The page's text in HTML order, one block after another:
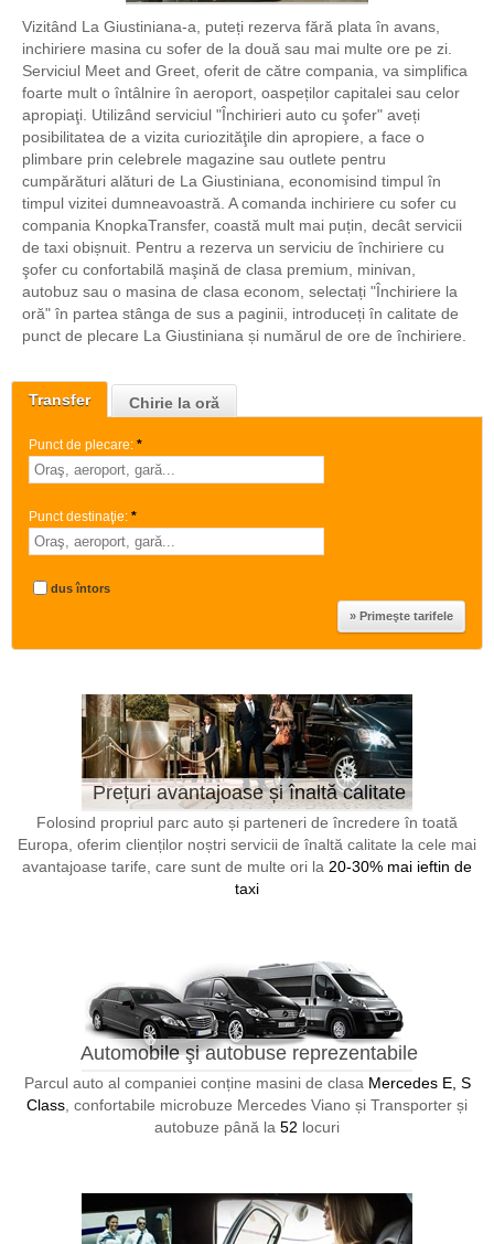
Transfer Chirie la oră
Punct de plecare: *
Punct destinaţie: *
dus întors
Prețuri avantajoase și înaltă calitate
Folosind propriul parc auto și parteneri de încredere în toată
Europa, oferim clienților noștri servicii de înaltă calitate la cele mai
avantajoase tarife, care sunt de multe ori la 20-30% mai ieftin de
taxi
Automobile şi autobuse reprezentabile
Parcul auto al companiei conține masini de clasa Mercedes E, S
Class , confortabile microbuze Mercedes Viano și Transporter și
autobuze până la 52 locuri
Vizitând La Giustiniana-a, puteți rezerva fără plata în avans,
inchiriere masina cu sofer de la două sau mai multe ore pe zi.
Serviciul Meet and Greet, oferit de către compania, va simplifica
foarte mult o întâlnire în aeroport, oaspeților capitalei sau celor
apropiaţi. Utilizând serviciul "Închirieri auto cu şofer" aveți
posibilitatea de a vizita curiozităţile din apropiere, a face o
plimbare prin celebrele magazine sau outlete pentru
cumpărături alături de La Giustiniana, economisind timpul în
timpul vizitei dumneavoastră. A comanda inchiriere cu sofer cu
compania KnopkaTransfer, coastă mult mai puțin, decât servicii
de taxi obișnuit. Pentru a rezerva un serviciu de închiriere cu
şofer cu confortabilă maşină de clasa premium, minivan,
autobuz sau o masina de clasa econom, selectați "Închiriere la
oră" în partea stânga de sus a paginii, introduceți în calitate de
punct de plecare La Giustiniana și numărul de ore de închiriere.